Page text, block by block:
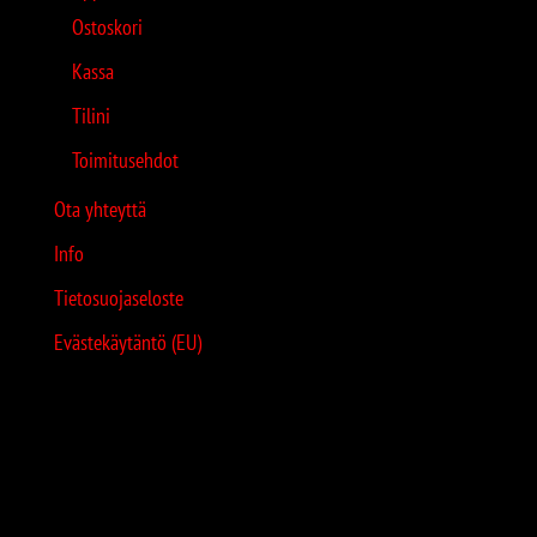
Ostoskori
Kassa
Tilini
Toimitusehdot
Ota yhteyttä
Info
Tietosuojaseloste
Evästekäytäntö (EU)